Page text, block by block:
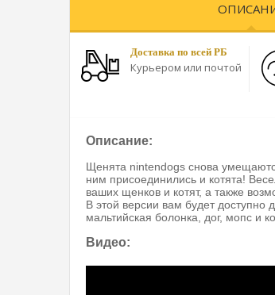
Доставка по всей РБ
Курьером или почтой
Описание:
Щенята nintendogs снова
ним присоединились и котята!
ваших щенков и котят, а также
В этой версии вам будет доступно
мальтийская болонка, дог, мопс и
Видео: